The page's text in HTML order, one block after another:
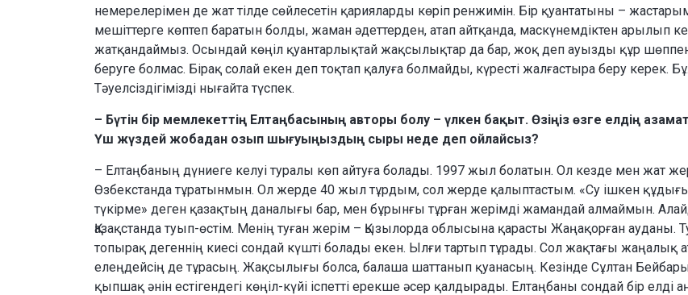
немерелерімен де жат тілде сөйлесетін қарияларды көріп ренжимін. Бір қуантатыны –
мешіттерге көптеп баратын болды, жаман әдеттерден, атап айтқанда, маскүнемдіктен арылып
жатқандаймыз. Осындай көңіл қуантарлықтай жақсылықтар да бар, жоқ деп ауызды құр
беруге болмас. Бірақ солай екен деп тоқтап қалуға болмайды, күресті жалғастыра беру керек.
Тәуелсіздігімізді нығайта түспек.
– Бүтін бір мемлекеттің Елтаңбасының авторы болу – үлкен бақыт. Өзіңіз өзге елдің
Үш жүздей жобадан озып шығуыңыздың сыры неде деп ойлайсыз?
– Елтаңбаның дүниеге келуі туралы көп айтуға болады. 1997 жыл болатын. Ол кезде мен жат
Өзбекстанда тұратынмын. Ол жерде 40 жыл тұрдым, сол жерде қалыптастым. «Су ішкен
түкірме» деген қазақтың даналығы бар, мен бұрынғы тұрған жерімді жамандай алмаймын.
Қазақстанда туып-өстім. Менің туған жерім – Қызылорда облысына қарасты Жаңақорған ауданы.
топырақ дегеннің киесі сондай күшті болады екен. Ылғи тартып тұрады. Сол жақтағы жаңалық
елеңдейсің де тұрасың. Жақсылығы болса, балаша шаттанып қуанасың. Кезінде Сұлтан
қыпшақ әнін естігендегі көңіл-күйі іспетті ерекше әсер қалдырады. Елтаңбаны сондай бір елді